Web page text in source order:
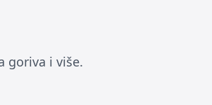
goriva i više.